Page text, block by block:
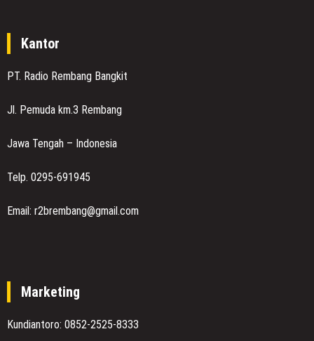
Kantor
PT. Radio Rembang Bangkit
Jl. Pemuda km.3 Rembang
Jawa Tengah – Indonesia
Telp. 0295-691945
Email: r2brembang@gmail.com
Marketing
Kundiantoro: 0852-2525-8333